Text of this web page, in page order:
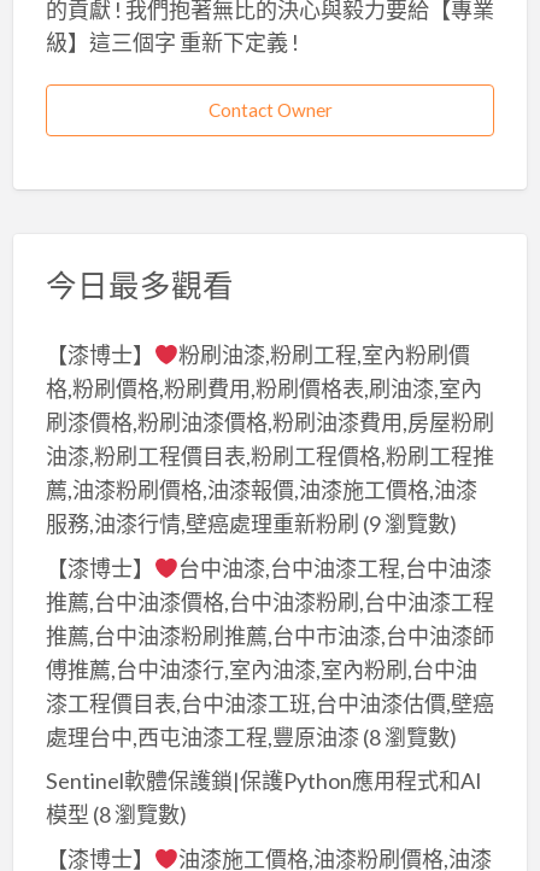
的貢獻 ! 我們抱著無比的決心與毅力要給【專業
級】這三個字 重新下定義 !
Contact Owner
今日最多觀看
【漆博士】
粉刷油漆,粉刷工程,室內粉刷價
格,粉刷價格,粉刷費用,粉刷價格表,刷油漆,室內
刷漆價格,粉刷油漆價格,粉刷油漆費用,房屋粉刷
油漆,粉刷工程價目表,粉刷工程價格,粉刷工程推
薦,油漆粉刷價格,油漆報價,油漆施工價格,油漆
服務,油漆行情,壁癌處理重新粉刷 (9 瀏覽數)
【漆博士】
台中油漆,台中油漆工程,台中油漆
推薦,台中油漆價格,台中油漆粉刷,台中油漆工程
推薦,台中油漆粉刷推薦,台中市油漆,台中油漆師
傅推薦,台中油漆行,室內油漆,室內粉刷,台中油
漆工程價目表,台中油漆工班,台中油漆估價,壁癌
處理台中,西屯油漆工程,豐原油漆(8 瀏覽數)
Sentinel軟體保護鎖|保護Python應用程式和AI
模型 (8 瀏覽數)
【漆博士】
油漆施工價格,油漆粉刷價格,油漆